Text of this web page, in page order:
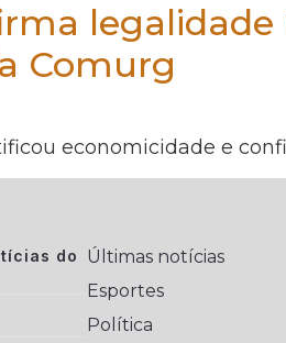
Comurg
economicidade e
do
Últimas notícias
Esportes
Política